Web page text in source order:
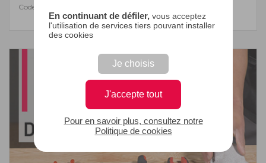
En continuant de défiler, vous acceptez
l'utilisation de services tiers pouvant installer
des cookies
Je choisis
J'accepte tout
Pour en savoir plus, consultez notre
Politique de cookies
Code EAN : 3251431341942